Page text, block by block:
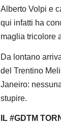
Alberto Volpi e
qui infatti ha
maglia tricolore
Da lontano
del Trentino
Janeiro:
stupire.
IL #GDTM